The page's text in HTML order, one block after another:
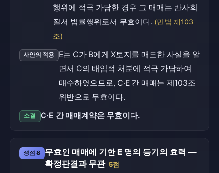
행위에 적극 가담한 경우 그 매매는 반사회
질서 법률행위로서 무효이다. (민법 제103
조)
사안의 적용
E는 C가 B에게 X토지를 매도한 사실을 알
면서 C의 배임적 처분에 적극 가담하여
매수하였으므로, C·E 간 매매는 제103조
위반으로 무효이다.
소결 C·E 간 매매계약은 무효이다.
쟁점 8
무효인 매매에 기한 E 명의 등기의 효력 —
확정판결과 무관 5점